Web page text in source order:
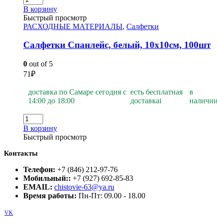
В корзину
Быстрый просмотр
РАСХОДНЫЕ МАТЕРИАЛЫ, Салфетки
Салфетки Спанлейс, белый, 10х10см, 100шт
0 out of 5
71₽
доставка по Самаре сегодня с
14:00 до 18:00
есть бесплатная
доставкаi
в
В корзину
Быстрый просмотр
Контакты
Телефон: +7 (846) 212-97-76
Мобильный:: +7 (927) 692-85-83
EMAIL: chistovie-63@ya.ru
Время работы: Пн-Пт: 09.00 - 18.00
VK